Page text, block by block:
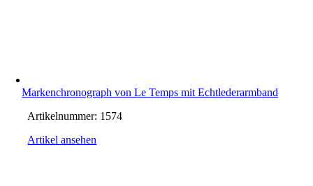
Markenchronograph von Le Temps mit Echtlederarmband
Artikelnummer: 1574
Artikel ansehen